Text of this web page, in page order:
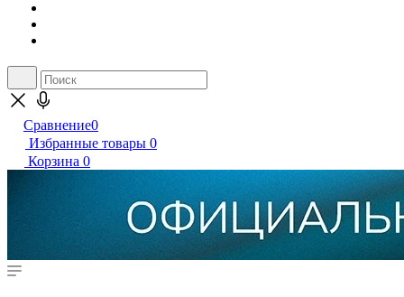
Сравнение0
Избранные товары 0
Корзина 0